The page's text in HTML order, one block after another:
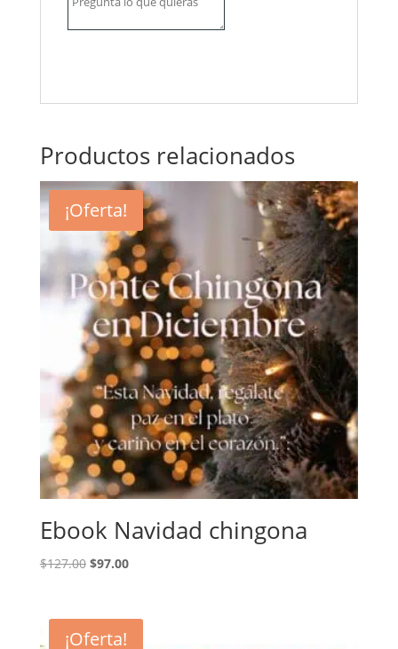
Productos relacionados
¡Oferta!
Ebook Navidad chingona
$127.00 Original
$127.00.
$97.00Current
$97.00.
¡Oferta!